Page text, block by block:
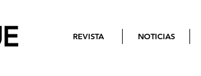
REVISTA NOTICIAS